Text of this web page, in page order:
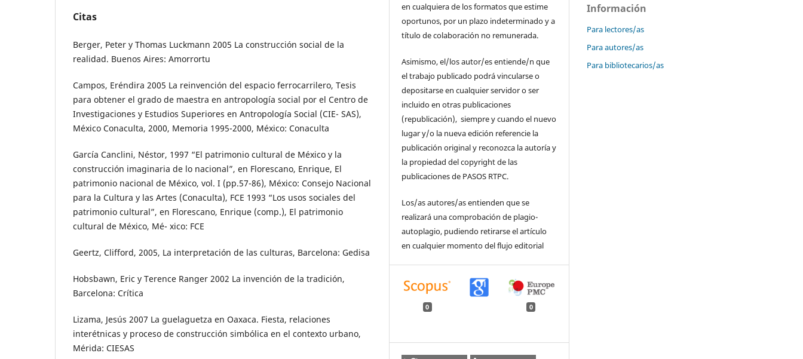
Citas
Berger, Peter y Thomas Luckmann 2005 La construcción social de la
realidad. Buenos Aires: Amorrortu
Campos, Eréndira 2005 La reinvención del espacio ferrocarrilero, Tesis
para obtener el grado de maestra en antropología social por el Centro de
Investigaciones y Estudios Superiores en Antropología Social (CIE- SAS),
México Conaculta, 2000, Memoria 1995-2000, México: Conaculta
García Canclini, Néstor, 1997 “El patrimonio cultural de México y la
construcción imaginaria de lo nacional”, en Florescano, Enrique, El
patrimonio nacional de México, vol. I (pp.57-86), México: Consejo Nacional
para la Cultura y las Artes (Conaculta), FCE 1993 “Los usos sociales del
patrimonio cultural”, en Florescano, Enrique (comp.), El patrimonio
cultural de México, Mé- xico: FCE
Geertz, Clifford, 2005, La interpretación de las culturas, Barcelona: Gedisa
Hobsbawn, Eric y Terence Ranger 2002 La invención de la tradición,
Barcelona: Crítica
Lizama, Jesús 2007 La guelaguetza en Oaxaca. Fiesta, relaciones
interétnicas y proceso de construcción simbólica en el contexto urbano,
Mérida: CIESAS
en cualquiera de los formatos que estime
oportunos, por un plazo indeterminado y a
título de colaboración no remunerada.
Asimismo, el/los autor/es entiende/n que
el trabajo publicado podrá vincularse o
depositarse en cualquier servidor o ser
incluido en otras publicaciones
(republicación), siempre y cuando el nuevo
lugar y/o la nueva edición referencie la
publicación original y reconozca la autoría y
la propiedad del copyright de las
publicaciones de PASOS RTPC.
Los/as autores/as entienden que se
realizará una comprobación de plagio-
autoplagio, pudiendo retirarse el artículo
en cualquier momento del flujo editorial
0 0
Información
Para lectores/as
Para autores/as
Para bibliotecarios/as